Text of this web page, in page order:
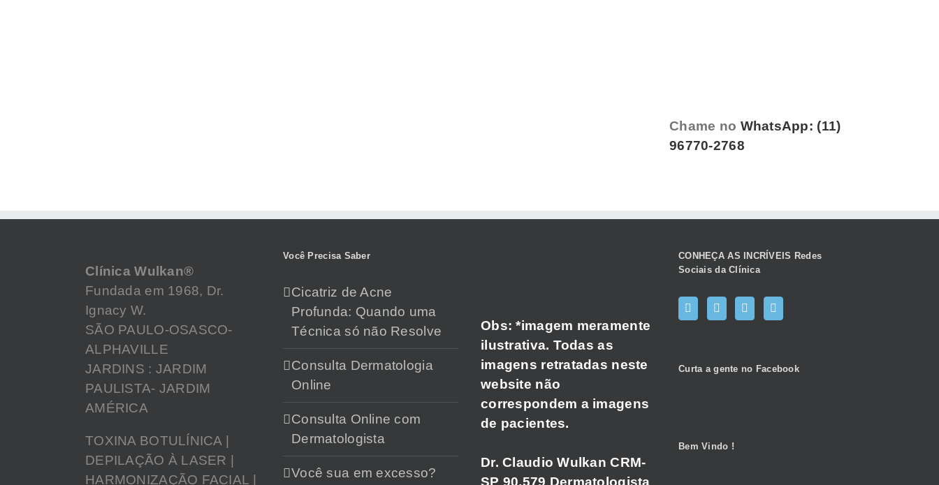
Chame no WhatsApp: (11)
96770-2768
Clínica Wulkan®
Fundada em 1968, Dr.
Ignacy W.
SÃO PAULO-OSASCO-
ALPHAVILLE
JARDINS : JARDIM
PAULISTA- JARDIM
AMÉRICA
TOXINA BOTULÍNICA |
DEPILAÇÃO À LASER |
HARMONIZAÇÃO FACIAL |
Você Precisa Saber
Cicatriz de Acne
Profunda: Quando uma
Técnica só não Resolve
Consulta Dermatologia
Online
Consulta Online com
Dermatologista
Você sua em excesso?
Obs: *imagem meramente
ilustrativa. Todas as
imagens retratadas neste
website não
correspondem a imagens
de pacientes.
Dr. Claudio Wulkan CRM-
SP 90.579 Dermatologista
CONHEÇA AS INCRÍVEIS Redes
Sociais da Clínica
Curta a gente no Facebook
Bem Vindo !